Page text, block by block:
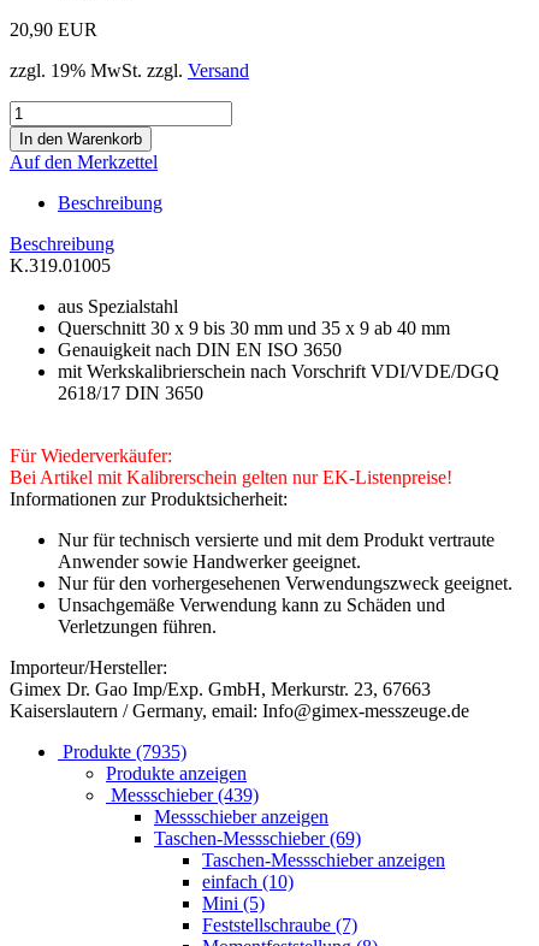
20,90 EUR
zzgl. 19% MwSt. zzgl. Versand
Auf den Merkzettel
Beschreibung
Beschreibung
K.319.01005
aus Spezialstahl
Querschnitt 30 x 9 bis 30 mm und 35 x 9 ab 40 mm
Genauigkeit nach DIN EN ISO 3650
mit Werkskalibrierschein nach Vorschrift VDI/VDE/DGQ
2618/17 DIN 3650
Für Wiederverkäufer:
Bei Artikel mit Kalibrerschein gelten nur EK-Listenpreise!
Informationen zur Produktsicherheit:
Nur für technisch versierte und mit dem Produkt vertraute
Anwender sowie Handwerker geeignet.
Nur für den vorhergesehenen Verwendungszweck geeignet.
Unsachgemäße Verwendung kann zu Schäden und
Verletzungen führen.
Importeur/Hersteller:
Gimex Dr. Gao Imp/Exp. GmbH, Merkurstr. 23, 67663
Kaiserslautern / Germany, email: Info@gimex-messzeuge.de
Produkte (7935)
Produkte anzeigen
Messschieber (439)
Messschieber anzeigen
Taschen-Messschieber (69)
Taschen-Messschieber anzeigen
einfach (10)
Mini (5)
Feststellschraube (7)